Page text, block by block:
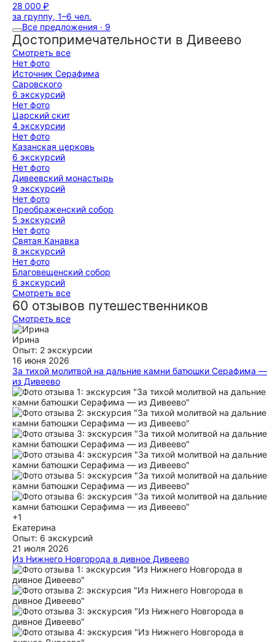
28 000 ₽
за группу, 1–6 чел.
Все предложения · 9
Достопримечательности в Дивеево
Смотреть все
Нет фото
Источник Серафима
Саровского
6 экскурсий
Нет фото
Царский скит
4 экскурсии
Нет фото
Казанская церковь
6 экскурсий
Нет фото
Дивеевский монастырь
9 экскурсий
Нет фото
Преображенский собор
5 экскурсий
Нет фото
Святая Канавка
8 экскурсий
Нет фото
Благовещенский собор
6 экскурсий
Смотреть все
60 отзывов путешественников
Смотреть все
Ирина
Опыт: 2 экскурсии
16 июня 2026
За тихой молитвой на дальние камни батюшки Серафима —
из Дивеево
Экскурсия оставила светлые и теплые впечатления! Лес
первозданный, чистый, с особенным воздухом. Если бы не
сезонные комары, хотелось бы в каждой точке нашего
пути остаться на подольше, чтобы успокоить мысли и
углубиться во внутренние ощущения. Александр привез
нас в ранние утренние асы, и это было самым лучшим
решением, когда есть возможность побывать здесь
практически в уединенном порядке. Благодарим
Александра за авторский и индивидуальный подход к
организации. Очень рекомендуем!
ещё
+1
Екатерина
Опыт: 6 экскурсий
21 июля 2026
Из Нижнего Новгорода в дивное Дивеево
Посетили диво дивное - Дивеево! Большое спасибо нашему
гиду Кириллу! От начала и до конца наша поездка прошла
умиротворенно и душевно! Начну по порядку. Поездка
длительная и на машине. Кирилл отличный водитель, вел
машину аккуратно и безопасно. Машина комфортная и
чистая. За разговорами об истории наша поездка прошла
незаметно. Уже на месте, в Дивеево, прошли всё спокойно